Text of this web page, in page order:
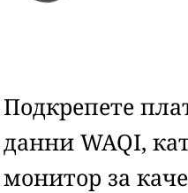
Подкрепете
данни WAQI,
монитор за